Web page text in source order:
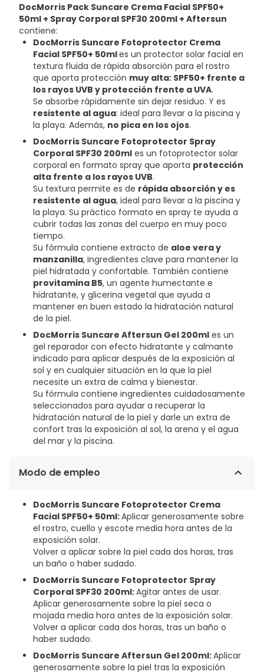
DocMorris Pack Suncare Crema Facial SPF50+
50ml + Spray Corporal SPF30 200ml + Aftersun
contiene:
DocMorris Suncare Fotoprotector Crema
Facial SPF50+ 50mles un protector solar facial en
textura fluida de rápida absorción para el rostro
que aporta protección muy alta: SPF50+ frente a
los rayos UVB y protección frente a UVA.
Se absorbe rápidamente sin dejar residuo. Y es
resistente al agua: ideal para llevar a la piscina y
la playa. Además, no pica en los ojos.
DocMorris Suncare Fotoprotector Spray
Corporal SPF30 200ml es un fotoprotector solar
corporal en formato spray que aporta protección
alta frente a los rayos UVB.
Su textura permite es de rápida absorción y es
resistente al agua, ideal para llevar a la piscina y
la playa. Su práctico formato en spray te ayuda a
cubrir todas las zonas del cuerpo en muy poco
tiempo.
Su fórmula contiene extracto de aloe vera y
manzanilla, ingredientes clave para mantener la
piel hidratada y confortable. También contiene
provitamina B5, un agente humectante e
hidratante, y glicerina vegetal que ayuda a
mantener en buen estado la hidratación natural
de la piel.
DocMorris Suncare Aftersun Gel 200ml es un
gel reparador con efecto hidratante y calmante
indicado para aplicar después de la exposición al
sol y en cualquier situación en la que la piel
necesite un extra de calma y bienestar.
Su fórmula contiene ingredientes cuidadosamente
seleccionados para ayudar a recuperar la
hidratación natural de la piel y darle un extra de
confort tras la exposición al sol, la arena y el agua
del mar y la piscina.
Modo de empleo
DocMorris Suncare Fotoprotector Crema
Facial SPF50+ 50ml:Aplicar generosamente sobre
el rostro, cuello y escote media hora antes de la
exposición solar.
Volver a aplicar sobre la piel cada dos horas, tras
un baño o haber sudado.
DocMorris Suncare Fotoprotector Spray
Corporal SPF30 200ml:Agitar antes de usar.
Aplicar generosamente sobre la piel seca o
mojada media hora antes de la exposición solar.
Volver a aplicar cada dos horas, tras un baño o
haber sudado.
DocMorris Suncare Aftersun Gel 200ml:Aplicar
generosamente sobre la piel tras la exposición